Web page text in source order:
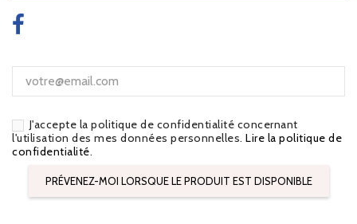
J'accepte la politique de confidentialité concernant
l'utilisation des mes données personnelles. Lire la politique de
confidentialité.
PRÉVENEZ-MOI LORSQUE LE PRODUIT EST DISPONIBLE